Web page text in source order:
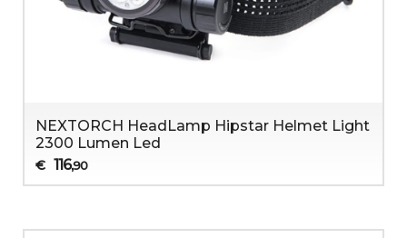
NEXTORCH HeadLamp Hipstar Helmet Light
2300 Lumen Led
€ 116,90